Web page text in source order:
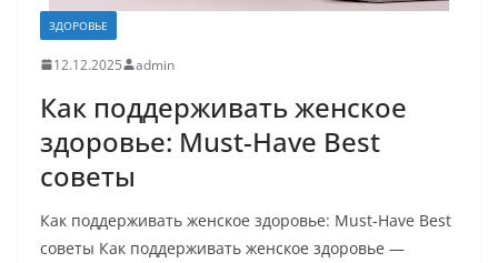
ЗДОРОВЬЕ
12.12.2025 admin
Как поддерживать женское
здоровье: Must-Have Best
советы
Как поддерживать женское здоровье: Must-Have Best
советы Как поддерживать женское здоровье —